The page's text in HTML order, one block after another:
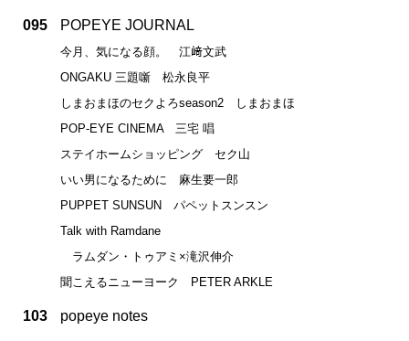
095 POPEYE JOURNAL
今月、気になる顔。 江﨑文武
ONGAKU 三題噺 松永良平
しまおまほのセクよろseason2 しまおまほ
POP-EYE CINEMA 三宅 唱
ステイホームショッピング セク山
いい男になるために 麻生要一郎
PUPPET SUNSUN パペットスンスン
Talk with Ramdane
ラムダン・トゥアミ×滝沢伸介
聞こえるニューヨーク PETER ARKLE
103 popeye notes